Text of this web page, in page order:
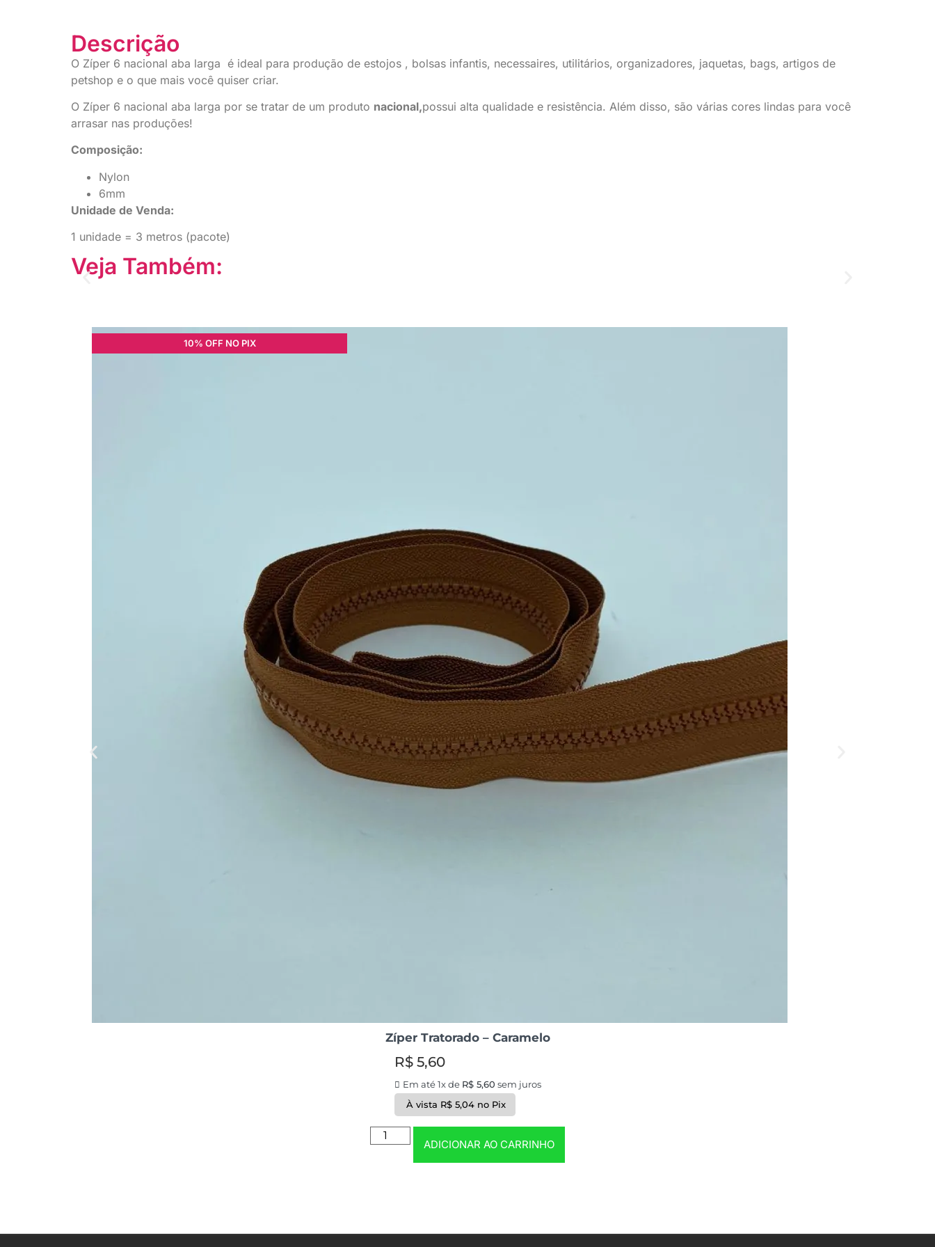
Descrição
O Zíper 6 nacional aba larga é ideal para produção de estojos , bolsas infantis, necessaires, utilitários, organizadores, jaquetas, bags, artigos de
petshop e o que mais você quiser criar.
O Zíper 6 nacional aba larga por se tratar de um produto nacional,possui alta qualidade e resistência. Além disso, são várias cores lindas para você
arrasar nas produções!
Composição:
Nylon
6mm
Unidade de Venda:
1 unidade = 3 metros (pacote)
Veja Também:
10% OFF NO PIX
Zíper Tratorado – Caramelo
R$5,60
Em até 1x de R$5,60 sem juros
À vista R$ 5,04 no Pix
ADICIONAR AO CARRINHO